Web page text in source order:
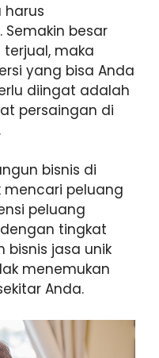
harus
besar
maka
yang bisa Anda
diingat adalah
persaingan di
bisnis di
mencari peluang
peluang
tingkat
bisnis jasa unik
menemukan
Anda.